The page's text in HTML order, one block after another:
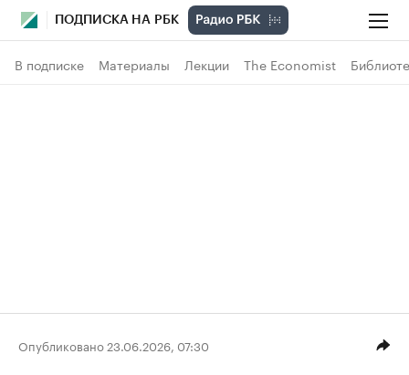
ПОДПИСКА НА РБК
В подписке Материалы Лекции The Economist
Опубликовано 23.06.2026, 07:30